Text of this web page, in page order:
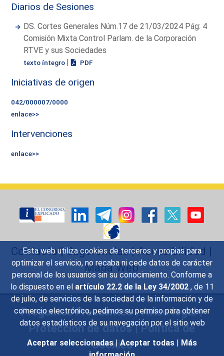
Esta web utiliza cookies de terceros y propias para
optimizar el servicio, no recaba ni cede datos de carácter
personal de los usuarios sin su conocimiento. Conforme a
lo dispuesto en el artículo 22.2 de la Ley 34/2002 , de 11
de julio, de servicios de la sociedad de la información y de
comercio electrónico, pedimos su permiso para obtener
datos estadísticos de su navegación por el sitio web
Aceptar seleccionadas | Aceptar todas | Más
Diarios de Sesiones
DS. Cortes Generales Núm.17 de 21/03/2024 Pág: 4
Comisión Mixta Control Parlam. de la Corporación
RTVE y sus Sociedades
texto íntegro | PDF
Iniciativas de origen
042/000007/0000
enlace>>
Intervenciones
enlace>>
Contacto|Sugerencias|Accesibilidad |
Mapa Web
Preguntas Frecuentes|Aviso legal|
Protección de datos|Política de
Cookies